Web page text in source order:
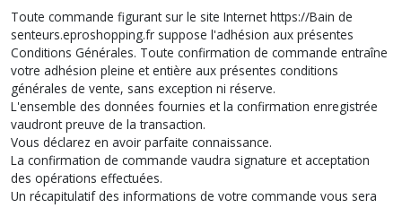
Toute commande figurant sur le site Internet https://Bain de
senteurs.eproshopping.fr suppose l'adhésion aux présentes
Conditions Générales. Toute confirmation de commande entraîne
votre adhésion pleine et entière aux présentes conditions
générales de vente, sans exception ni réserve.
L'ensemble des données fournies et la confirmation enregistrée
vaudront preuve de la transaction.
Vous déclarez en avoir parfaite connaissance.
La confirmation de commande vaudra signature et acceptation
des opérations effectuées.
Un récapitulatif des informations de votre commande vous sera